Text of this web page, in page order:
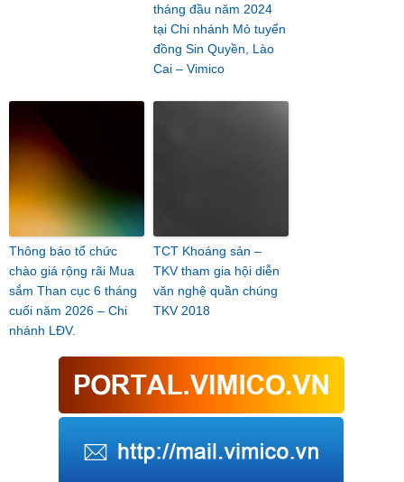
tháng đầu năm 2024
tại Chi nhánh Mỏ tuyển
đồng Sin Quyền, Lào
Cai – Vimico
Thông báo tổ chức
chào giá rộng rãi Mua
sắm Than cục 6 tháng
cuối năm 2026 – Chi
nhánh LĐV.
TCT Khoáng sản –
TKV tham gia hội diễn
văn nghệ quần chúng
TKV 2018